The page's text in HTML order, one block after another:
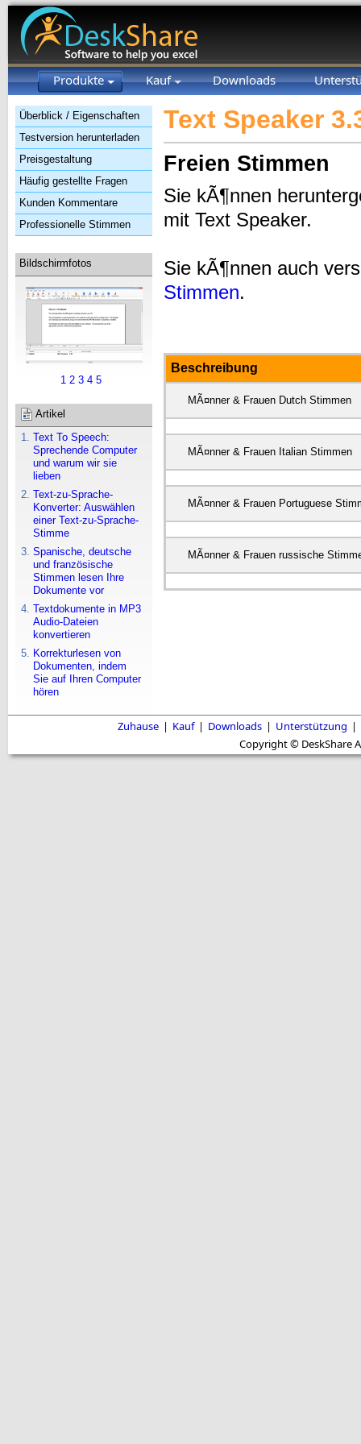
Produkte Kauf Downloads
Überblick / Eigenschaften
Testversion herunterladen
Preisgestaltung
Häufig gestellte Fragen
Kunden Kommentare
Professionelle Stimmen
Bildschirmfotos
1 2 3 4 5
Artikel
Text To Speech:
Sprechende Computer
und warum wir sie
lieben
Text-zu-Sprache-
Konverter: Auswählen
einer Text-zu-Sprache-
Stimme
Spanische, deutsche
und französische
Stimmen lesen Ihre
Dokumente vor
Textdokumente in MP3
Audio-Dateien
konvertieren
Korrekturlesen von
Dokumenten, indem
Sie auf Ihren Computer
hören
Text Speaker
Freien Stimmen
Sie kÃ¶nnen
mit Text Speaker.
Sie kÃ¶nnen auch
Stimmen.
Beschreibung
MÃ¤nner & Frauen Dutch Stimmen
MÃ¤nner & Frauen Italian Stimmen
MÃ¤nner & Frauen Portuguese
MÃ¤nner & Frauen russische
Zuhause | Kauf | Downloads | Unterstützung |
Copyright © DeskShare